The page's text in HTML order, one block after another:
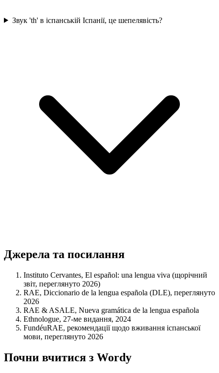
Звук 'th' в іспанській Іспанії, це шепелявість?
Джерела та посилання
Instituto Cervantes, El español: una lengua viva (щорічний
звіт, переглянуто 2026)
RAE, Diccionario de la lengua española (DLE), переглянуто
2026
RAE & ASALE, Nueva gramática de la lengua española
Ethnologue, 27-ме видання, 2024
FundéuRAE, рекомендації щодо вживання іспанської
мови, переглянуто 2026
Почни вчитися з Wordy